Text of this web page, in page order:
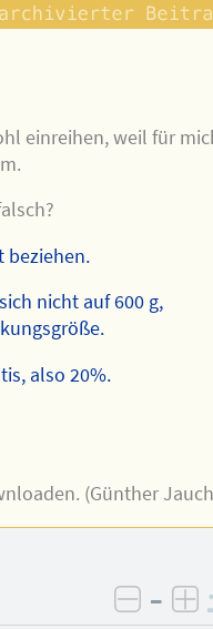
einreihen, weil für
beziehen.
nicht auf 600 g,
also 20%.
(Günther
–